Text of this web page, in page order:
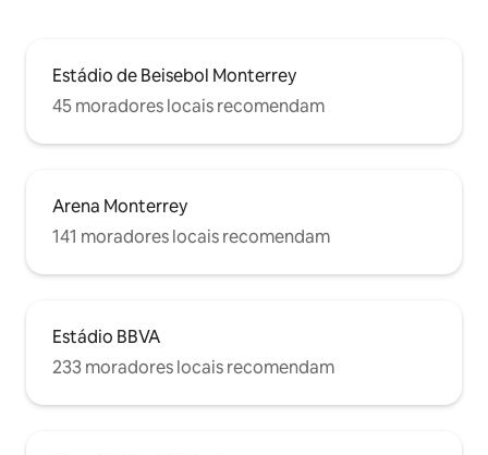
Estádio de Beisebol Monterrey
45 moradores locais recomendam
Arena Monterrey
141 moradores locais recomendam
Estádio BBVA
233 moradores locais recomendam